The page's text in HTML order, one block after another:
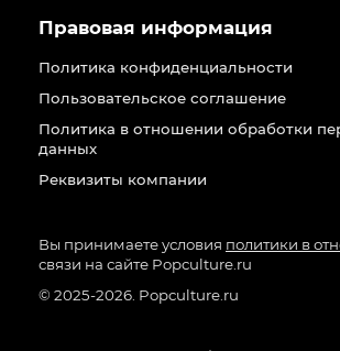
Правовая информация
Политика конфиденциальности
Пользовательское соглашение
Политика в отношении обработки
данных
Реквизиты компании
Вы принимаете условия политики в
связи на сайте Popculture.ru
© 2025-2026. Popculture.ru